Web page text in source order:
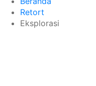
Retort
Eksplorasi